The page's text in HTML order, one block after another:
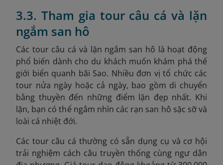
3.3. Tham gia tour câu cá và lặn
ngắm san hô
Các tour câu cá và lặn ngắm san hô là hoạt động
phổ biến dành cho du khách muốn khám phá thế
giới biển quanh bãi Sao. Nhiều đơn vị tổ chức các
tour nửa ngày hoặc cả ngày, bao gồm di chuyển
bằng thuyền đến những điểm lặn đẹp nhất. Khi
lặn, bạn có thể ngắm nhìn các rạn san hô sặc sỡ và
loài cá nhiệt đới.
Các tour câu cá thường có sẵn dụng cụ và cơ hội
trải nghiệm cách câu truyền thống cùng ngư dân